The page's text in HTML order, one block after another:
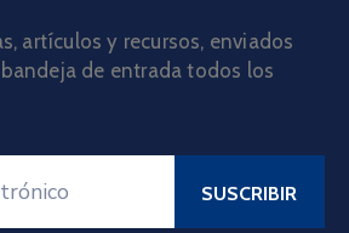
artículos y recursos, enviados
de entrada todos los